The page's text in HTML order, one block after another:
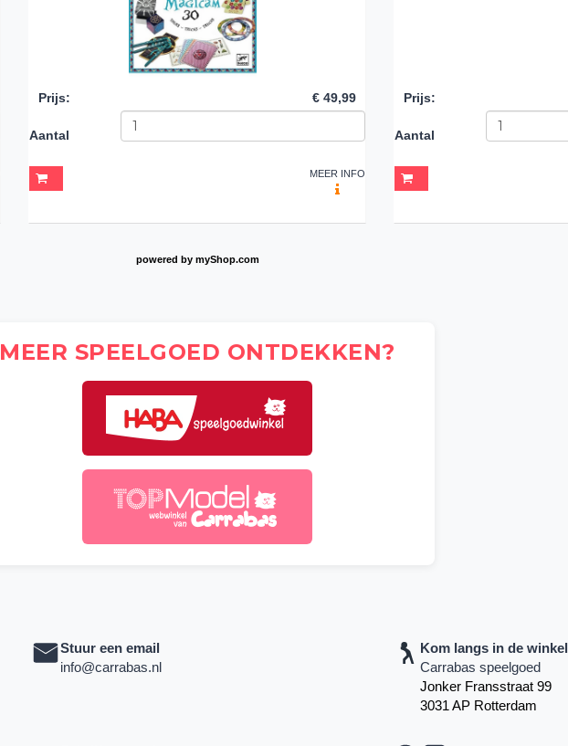
Prijs: € 49,99
Aantal
MEER INFO
Prijs:
Aantal
powered by myShop.com
MEER SPEELGOED ONTDEKKEN?
Stuur een email
info@carrabas.nl
Kom langs in de winkel
Carrabas speelgoed
Jonker Fransstraat 99
3031 AP Rotterdam